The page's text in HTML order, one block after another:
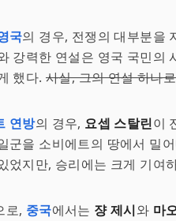
국의 경우, 전쟁의 대부분을
강력한 연설은 영국 국민의
했다. 사실, 그의 연설 하나
연방의 경우, 요셉 스탈린이
군을 소비에트의 땅에서 밀
었지만, 승리에는 크게 기여
로, 중국에서는 쟝 제시와 마